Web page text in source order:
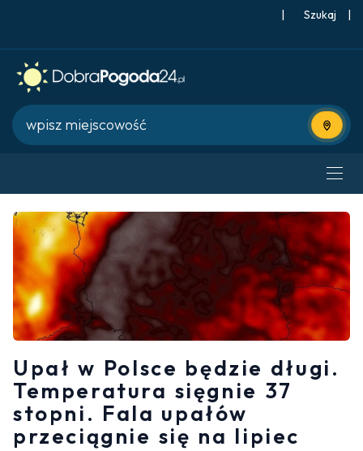
| |
Użyj
Upał w Polsce będzie długi.
Temperatura sięgnie 37
stopni. Fala upałów
przeciągnie się na lipiec